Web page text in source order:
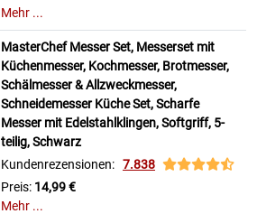
Mehr ...
MasterChef Messer Set, Messerset mit
Küchenmesser, Kochmesser, Brotmesser,
Schälmesser & Allzweckmesser,
Schneidemesser Küche Set, Scharfe
Messer mit Edelstahlklingen, Softgriff, 5-
teilig, Schwarz
Kundenrezensionen: 7.838
Preis: 14,99 €
Mehr ...